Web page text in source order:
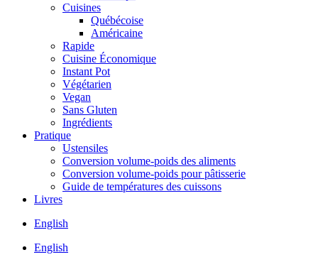
Cuisines
Québécoise
Américaine
Rapide
Cuisine Économique
Instant Pot
Végétarien
Vegan
Sans Gluten
Ingrédients
Pratique
Ustensiles
Conversion volume-poids des aliments
Conversion volume-poids pour pâtisserie
Guide de températures des cuissons
Livres
English
English